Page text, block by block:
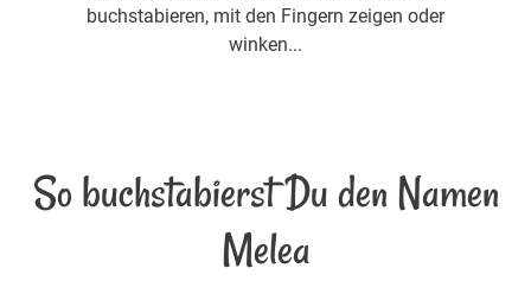
buchstabieren, mit den Fingern zeigen oder
winken...
So buchstabierst Du den Namen
Melea